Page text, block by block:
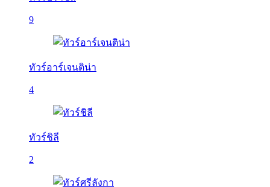
9
ทัวร์อาร์เจนติน่า
4
ทัวร์ชิลี
2